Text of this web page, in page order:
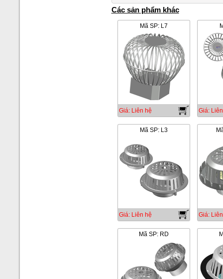
Các sản phẩm khác
Mã SP: L7
Giá: Liên hệ Giá:
Mã SP: L3
Giá: Liên hệ Giá:
Mã SP: RD